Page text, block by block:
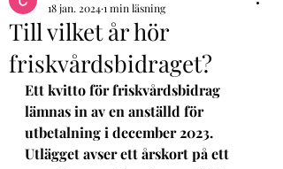
Till vilket år hör
friskvårdsbidraget?
18 jan. 20241 min läsning
Ett kvitto för friskvårdsbidrag
lämnas in av en anställd för
utbetalning i december 2023.
Utlägget avser ett årskort på ett